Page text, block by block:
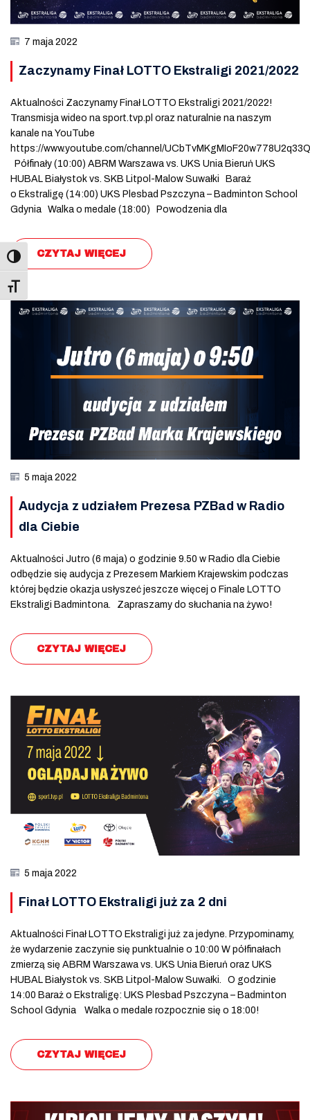
Toggle Font size
7 maja 2022
Zaczynamy Finał LOTTO Ekstraligi 2021/2022
Aktualności Zaczynamy Finał LOTTO Ekstraligi 2021/2022!
Transmisja wideo na sport.tvp.pl oraz naturalnie na naszym
kanale na YouTube
https://www.youtube.com/channel/UCbTvMKgMIoF20w778U2q33Q
Półfinały (10:00) ABRM Warszawa vs. UKS Unia Bieruń UKS
HUBAL Białystok vs. SKB Litpol-Malow Suwałki Baraż
o Ekstraligę (14:00) UKS Plesbad Pszczyna – Badminton School
Gdynia Walka o medale (18:00) Powodzenia dla
CZYTAJ WIĘCEJ
5 maja 2022
Audycja z udziałem Prezesa PZBad w Radio
dla Ciebie
Aktualności Jutro (6 maja) o godzinie 9.50 w Radio dla Ciebie
odbędzie się audycja z Prezesem Markiem Krajewskim podczas
której będzie okazja usłyszeć jeszcze więcej o Finale LOTTO
Ekstraligi Badmintona. Zapraszamy do słuchania na żywo!
CZYTAJ WIĘCEJ
5 maja 2022
Finał LOTTO Ekstraligi już za 2 dni
Aktualności Finał LOTTO Ekstraligi już za jedyne. Przypominamy,
że wydarzenie zaczynie się punktualnie o 10:00 W półfinałach
zmierzą się ABRM Warszawa vs. UKS Unia Bieruń oraz UKS
HUBAL Białystok vs. SKB Litpol-Malow Suwałki. O godzinie
14:00 Baraż o Ekstraligę: UKS Plesbad Pszczyna – Badminton
School Gdynia Walka o medale rozpocznie się o 18:00!
CZYTAJ WIĘCEJ